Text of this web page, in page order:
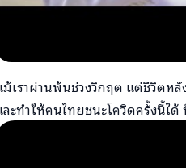
เราผ่านพ้นช่วงวิกฤต แต่ชีวิตห
ะทำให้คนไทยชนะโควิดครั้งนี้ไ